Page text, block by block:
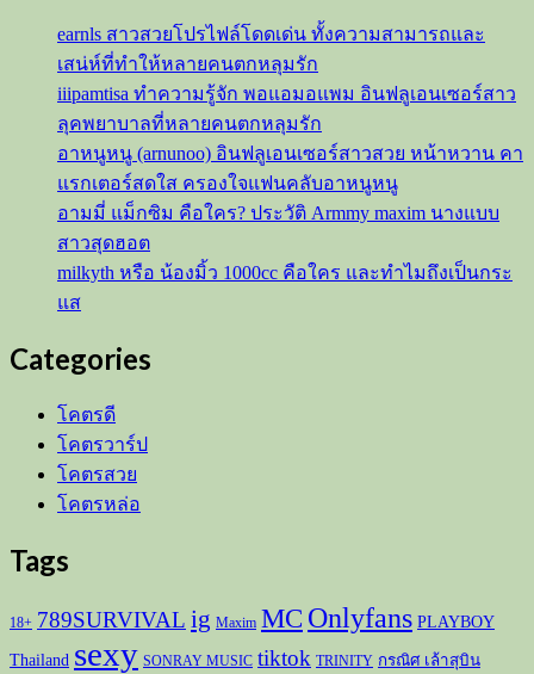
earnls สาวสวยโปรไฟล์โดดเด่น ทั้งความสามารถและ
เสน่ห์ที่ทำให้หลายคนตกหลุมรัก
iiipamtisa ทำความรู้จัก พอแอมอแพม อินฟลูเอนเซอร์สาว
ลุคพยาบาลที่หลายคนตกหลุมรัก
อาหนูหนู (arnunoo) อินฟลูเอนเซอร์สาวสวย หน้าหวาน คา
แรกเตอร์สดใส ครองใจแฟนคลับอาหนูหนู
อามมี่ แม็กซิม คือใคร? ประวัติ Armmy maxim นางแบบ
สาวสุดฮอต
milkyth หรือ น้องมิ้ว 1000cc คือใคร และทำไมถึงเป็นกระ
แส
Categories
โคตรดี
โคตรวาร์ป
โคตรสวย
โคตรหล่อ
Tags
18+ 789SURVIVAL ig Maxim MC Onlyfans PLAYBOY
Thailand sexy SONRAY MUSIC tiktok TRINITY กรณิศ เล้าสุบิน